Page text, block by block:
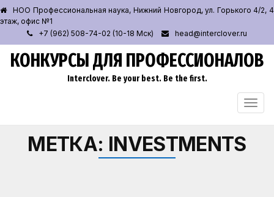
НОО Профессиональная наука, Нижний Новгород, ул. Горького 4/2, 4
этаж, офис №1
+7 (962) 508-74-02 (10-18 Мск)
head@interclover.ru
КОНКУРСЫ ДЛЯ ПРОФЕССИОНАЛОВ
Interclover. Be your best. Be the first.
МЕТКА: INVESTMENTS